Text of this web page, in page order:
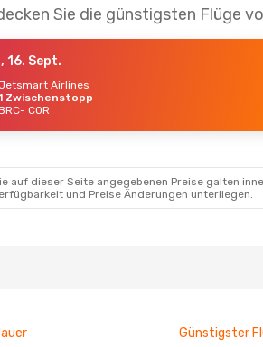
Sie die günstigsten Flüge
16. Sept.
Jetsmart Airlines
Zwischenstopp
- COR
auf dieser Seite angegebenen Preise galten
und Preise Änderungen unterliegen.
Günstigster